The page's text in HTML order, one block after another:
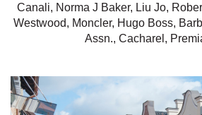
Canali, Norma J Baker, Liu Jo,
Westwood, Moncler, Hugo Boss,
Assn., Cacharel,